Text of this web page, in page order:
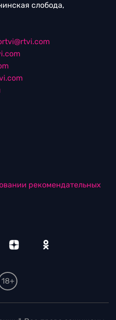
слобода,
рекомендательных
18+